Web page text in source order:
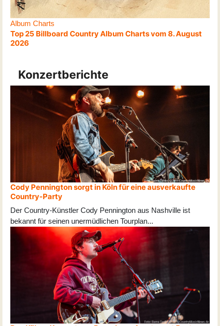
Album Charts
Top 25 Billboard Country Album Charts vom 8. August
2026
Konzertberichte
Cody Pennington sorgt in Köln für eine ausverkaufte
Country-Party
Der Country-Künstler Cody Pennington aus Nashville ist
bekannt für seinen unermüdlichen Tourplan...